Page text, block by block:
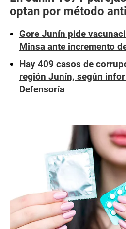
optan por método
Gore Junín pide
Minsa ante incremento
Hay 409 casos de
región Junín, según
Defensoría